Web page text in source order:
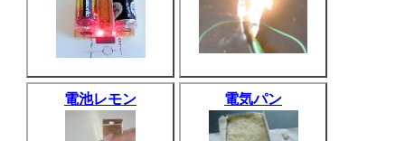
電池レモン 電気パン